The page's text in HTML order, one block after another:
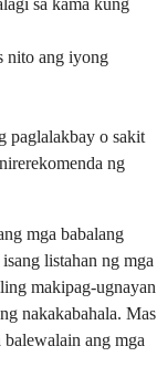
sa kama kung
nito ang iyong
paglalakbay o sakit
ng
mga babalang
listahan ng mga
makipag-ugnayan
nakakabahala. Mas
ang mga